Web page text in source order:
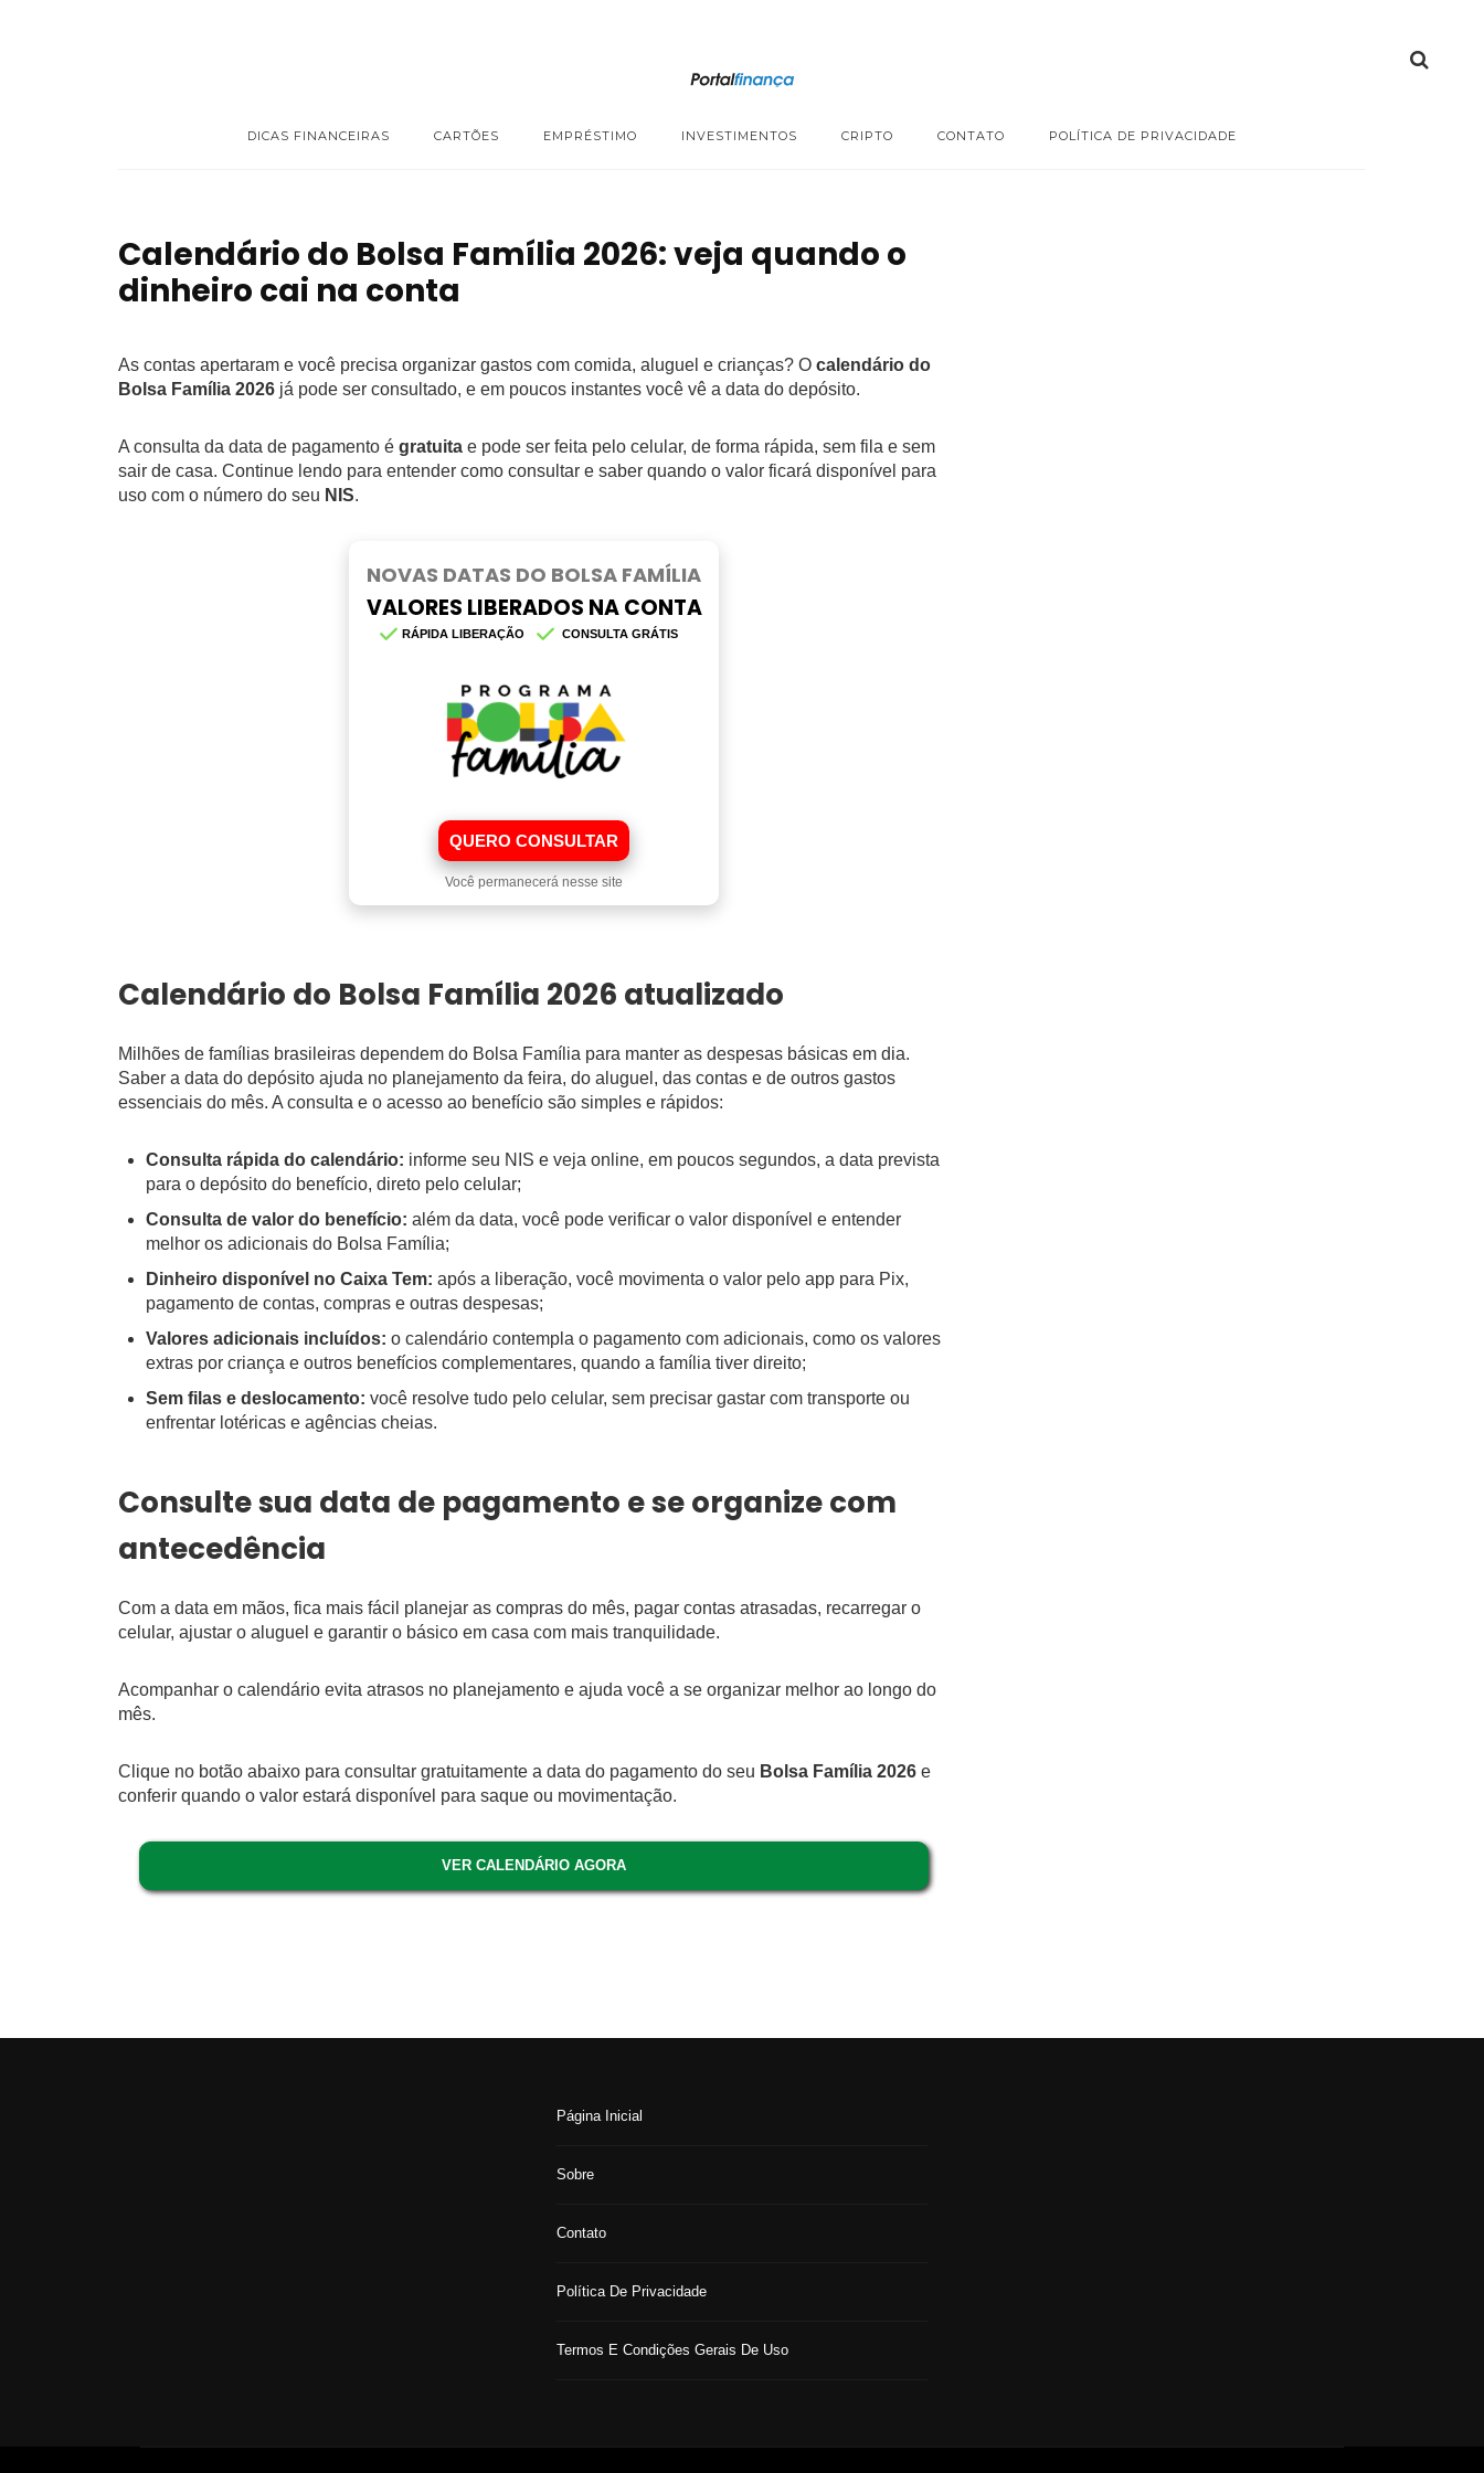
DICAS FINANCEIRAS CARTÕES EMPRÉSTIMO INVESTIMENTOS CRIPTO CONTATO POLÍTICA DE PRIVACIDADE
Calendário do Bolsa Família 2026: veja quando o
dinheiro cai na conta
As contas apertaram e você precisa organizar gastos com comida, aluguel e crianças? O calendário do
Bolsa Família 2026 já pode ser consultado, e em poucos instantes você vê a data do depósito.
A consulta da data de pagamento é gratuita e pode ser feita pelo celular, de forma rápida, sem fila e sem
sair de casa. Continue lendo para entender como consultar e saber quando o valor ficará disponível para
uso com o número do seu NIS.
NOVAS DATAS DO BOLSA FAMÍLIA
VALORES LIBERADOS NA CONTA
RÁPIDA LIBERAÇÃO CONSULTA GRÁTIS
QUERO CONSULTAR
Você permanecerá nesse site
Calendário do Bolsa Família 2026 atualizado
Milhões de famílias brasileiras dependem do Bolsa Família para manter as despesas básicas em dia.
Saber a data do depósito ajuda no planejamento da feira, do aluguel, das contas e de outros gastos
essenciais do mês. A consulta e o acesso ao benefício são simples e rápidos:
Consulta rápida do calendário: informe seu NIS e veja online, em poucos segundos, a data prevista
para o depósito do benefício, direto pelo celular;
Consulta de valor do benefício: além da data, você pode verificar o valor disponível e entender
melhor os adicionais do Bolsa Família;
Dinheiro disponível no Caixa Tem: após a liberação, você movimenta o valor pelo app para Pix,
pagamento de contas, compras e outras despesas;
Valores adicionais incluídos: o calendário contempla o pagamento com adicionais, como os valores
extras por criança e outros benefícios complementares, quando a família tiver direito;
Sem filas e deslocamento: você resolve tudo pelo celular, sem precisar gastar com transporte ou
enfrentar lotéricas e agências cheias.
Consulte sua data de pagamento e se organize com
antecedência
Com a data em mãos, fica mais fácil planejar as compras do mês, pagar contas atrasadas, recarregar o
celular, ajustar o aluguel e garantir o básico em casa com mais tranquilidade.
Acompanhar o calendário evita atrasos no planejamento e ajuda você a se organizar melhor ao longo do
mês.
Clique no botão abaixo para consultar gratuitamente a data do pagamento do seu Bolsa Família 2026 e
conferir quando o valor estará disponível para saque ou movimentação.
VER CALENDÁRIO AGORA
Página Inicial
Sobre
Contato
Política De Privacidade
Termos E Condições Gerais De Uso